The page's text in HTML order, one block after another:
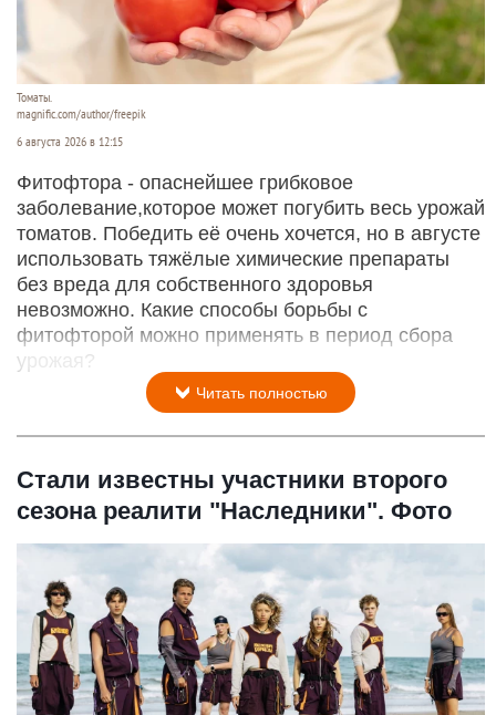
Томаты.
magnific.com/author/freepik
6 августа 2026 в 12:15
Фитофтора - опаснейшее грибковое
заболевание,которое может погубить весь урожай
томатов. Победить её очень хочется, но в августе
использовать тяжёлые химические препараты
без вреда для собственного здоровья
невозможно. Какие способы борьбы с
фитофторой можно применять в период сбора
урожая?
Читать полностью
Стали известны участники второго
сезона реалити "Наследники". Фото